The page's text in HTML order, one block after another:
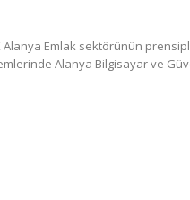
Alanya Emlak sektörünün
Alanya Bilgisayar ve